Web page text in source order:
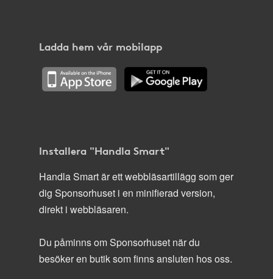
Ladda hem vår mobilapp
Installera "Handla Smart"
Handla Smart är ett webbläsartillägg som ger
dig Sponsorhuset i en minifierad version,
direkt i webbläsaren.
Du påminns om Sponsorhuset när du
besöker en butik som finns ansluten hos oss.